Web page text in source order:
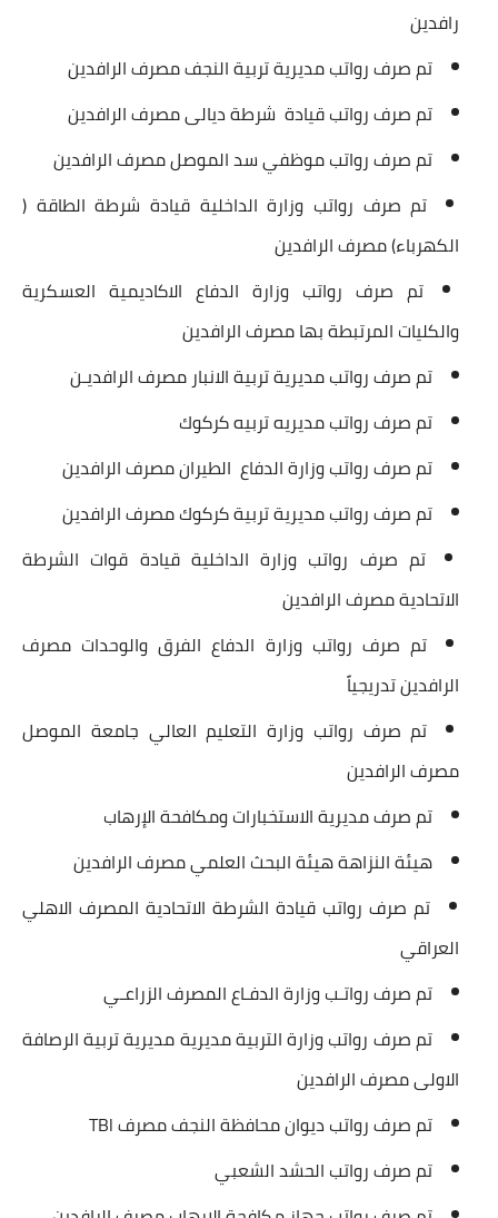
رافدين
تم صرف رواتب مديرية تربية النجف مصرف الرافدين
تم صرف رواتب قيادة شرطة ديالى مصرف الرافدين
تم صرف رواتب موظفي سد الموصل مصرف الرافدين
تم صرف رواتب وزارة الداخلية قيادة شرطة الطاقة (
الكهرباء) مصرف الرافدين
تم صرف رواتب وزارة الدفاع الاكاديمية العسكرية
والكليات المرتبطة بها مصرف الرافدين
تم صرف رواتب مديرية تربية الانبار مصرف الرافديـن
تم صرف رواتب مديريه تربيه كركوك
تم صرف رواتب وزارة الدفاع الطيران مصرف الرافدين
تم صرف رواتب مديرية تربية كركوك مصرف الرافدين
تم صرف رواتب وزارة الداخلية قيادة قوات الشرطة
الاتحادية مصرف الرافدين
تم صرف رواتب وزارة الدفاع الفرق والوحدات مصرف
الرافدين تدريجياً
تم صرف رواتب وزارة التعليم العالي جامعة الموصل
مصرف الرافدين
تم صرف مديرية الاستخبارات ومكافحة الإرهاب
هيئة النزاهة هيئة البحث العلمي مصرف الرافدين
تم صرف رواتب قيادة الشرطة الاتحادية المصرف الاهلي
العراقي
تم صرف رواتـب وزارة الدفـاع المصرف الزراعـي
تم صرف رواتب وزارة التربية مديرية مديرية تربية الرصافة
الاولى مصرف الرافدين
تم صرف رواتب ديوان محافظة النجف مصرف TBl
تم صرف رواتب الحشد الشعبي